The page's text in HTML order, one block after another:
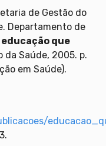
de Gestão do
Departamento de
educação que
da Saúde, 2005. p.
em Saúde).